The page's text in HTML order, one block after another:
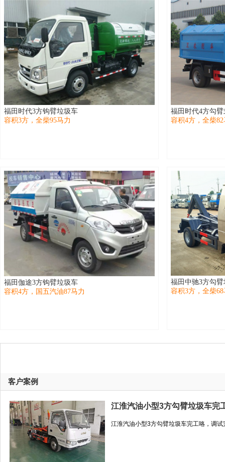
福田时代3方钩臂垃圾车
容积3方，全柴95马力
福田时代4方勾
容积4方，全柴
福田伽途3方钩臂垃圾车
容积4方，国五汽油87马力
福田中驰3方勾
容积3方，全柴
客户案例
江淮汽油小型3方勾臂垃圾车完
江淮汽油小型3方勾臂垃圾车完工咯，调试